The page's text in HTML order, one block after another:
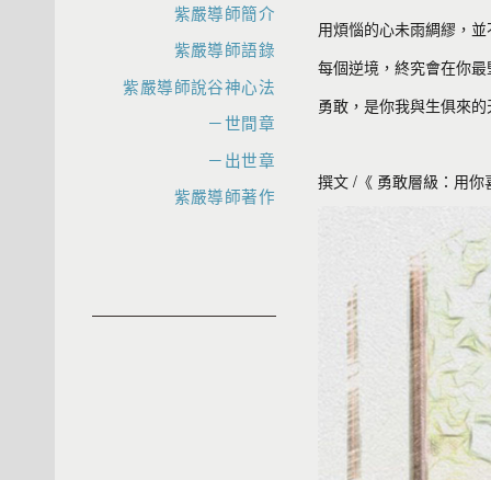
用煩惱的心未雨綢繆，
每個逆境，終究會在你
勇敢，是你我與生俱來
撰文 /《 勇敢層級：用
紫嚴導師簡介
紫嚴導師語錄
紫嚴導師說谷神心法
－世間章
－出世章
紫嚴導師著作